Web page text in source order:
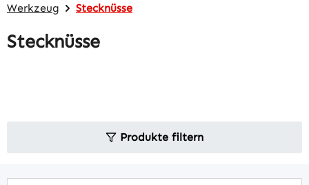
Werkzeug
Stecknüsse
Stecknüsse
Produkte filtern